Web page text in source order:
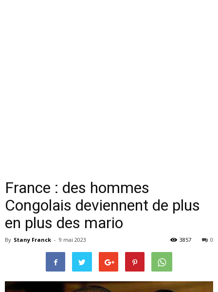
France : des hommes
Congolais deviennent de plus
en plus des mario
By Stany Franck - 9 mai 2023 0
3857